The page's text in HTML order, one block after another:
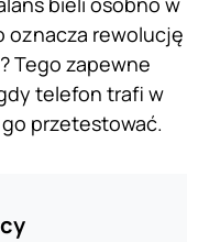
oznacza rewolucję
Tego zapewne
telefon trafi w
przetestować.